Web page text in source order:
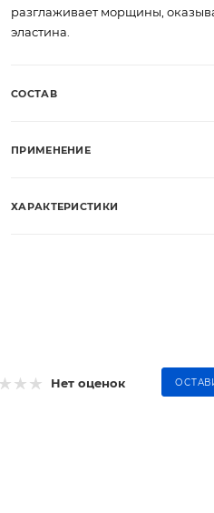
разглаживает морщины,
эластина.
СОСТАВ
ПРИМЕНЕНИЕ
ХАРАКТЕРИСТИКИ
Нет оценок